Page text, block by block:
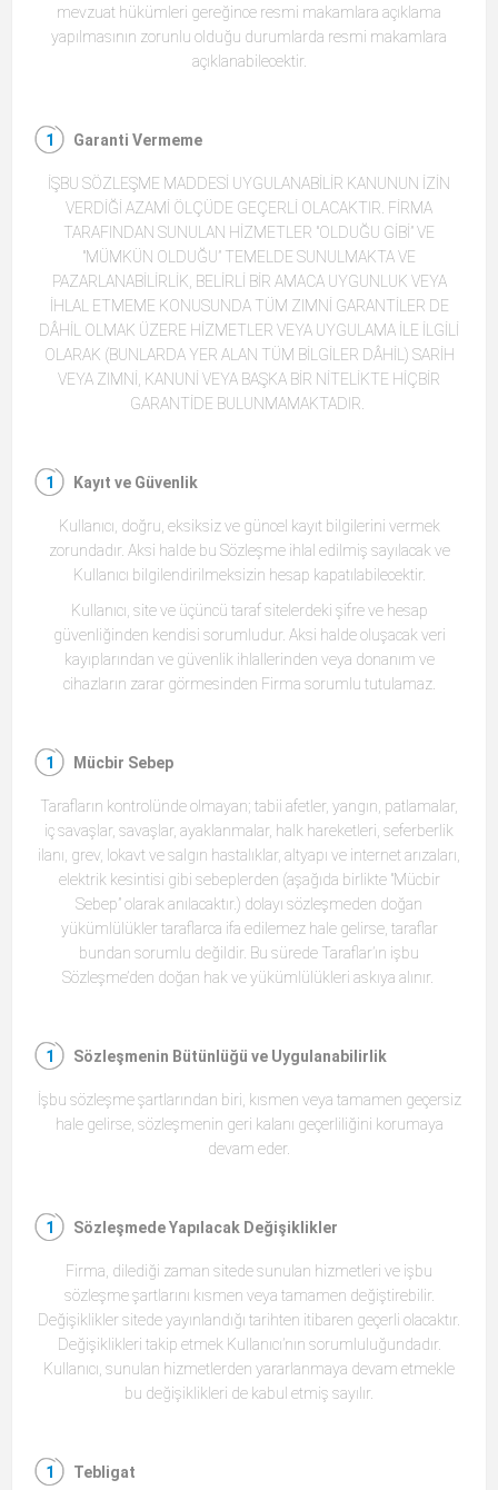
mevzuat hükümleri gereğince resmi makamlara açıklama
yapılmasının zorunlu olduğu durumlarda resmi makamlara
açıklanabilecektir.
Garanti Vermeme
İŞBU SÖZLEŞME MADDESİ UYGULANABİLİR KANUNUN İZİN
VERDİĞİ AZAMİ ÖLÇÜDE GEÇERLİ OLACAKTIR. FİRMA
TARAFINDAN SUNULAN HİZMETLER "OLDUĞU GİBİ” VE
"MÜMKÜN OLDUĞU” TEMELDE SUNULMAKTA VE
PAZARLANABİLİRLİK, BELİRLİ BİR AMACA UYGUNLUK VEYA
İHLAL ETMEME KONUSUNDA TÜM ZIMNİ GARANTİLER DE
DÂHİL OLMAK ÜZERE HİZMETLER VEYA UYGULAMA İLE İLGİLİ
OLARAK (BUNLARDA YER ALAN TÜM BİLGİLER DÂHİL) SARİH
VEYA ZIMNİ, KANUNİ VEYA BAŞKA BİR NİTELİKTE HİÇBİR
GARANTİDE BULUNMAMAKTADIR.
Kayıt ve Güvenlik
Kullanıcı, doğru, eksiksiz ve güncel kayıt bilgilerini vermek
zorundadır. Aksi halde bu Sözleşme ihlal edilmiş sayılacak ve
Kullanıcı bilgilendirilmeksizin hesap kapatılabilecektir.
Kullanıcı, site ve üçüncü taraf sitelerdeki şifre ve hesap
güvenliğinden kendisi sorumludur. Aksi halde oluşacak veri
kayıplarından ve güvenlik ihlallerinden veya donanım ve
cihazların zarar görmesinden Firma sorumlu tutulamaz.
Mücbir Sebep
Tarafların kontrolünde olmayan; tabii afetler, yangın, patlamalar,
iç savaşlar, savaşlar, ayaklanmalar, halk hareketleri, seferberlik
ilanı, grev, lokavt ve salgın hastalıklar, altyapı ve internet arızaları,
elektrik kesintisi gibi sebeplerden (aşağıda birlikte "Mücbir
Sebep” olarak anılacaktır.) dolayı sözleşmeden doğan
yükümlülükler taraflarca ifa edilemez hale gelirse, taraflar
bundan sorumlu değildir. Bu sürede Taraflar’ın işbu
Sözleşme’den doğan hak ve yükümlülükleri askıya alınır.
Sözleşmenin Bütünlüğü ve Uygulanabilirlik
İşbu sözleşme şartlarından biri, kısmen veya tamamen geçersiz
hale gelirse, sözleşmenin geri kalanı geçerliliğini korumaya
devam eder.
Sözleşmede Yapılacak Değişiklikler
Firma, dilediği zaman sitede sunulan hizmetleri ve işbu
sözleşme şartlarını kısmen veya tamamen değiştirebilir.
Değişiklikler sitede yayınlandığı tarihten itibaren geçerli olacaktır.
Değişiklikleri takip etmek Kullanıcı’nın sorumluluğundadır.
Kullanıcı, sunulan hizmetlerden yararlanmaya devam etmekle
bu değişiklikleri de kabul etmiş sayılır.
Tebligat